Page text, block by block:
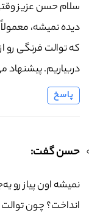
سلام حسن عزیز
دیده نمیشه، معمولاً
که توالت فرنگی رو
دربیاریم.
پاسخ
حسن گفت:
نمیشه اون پیاز رو